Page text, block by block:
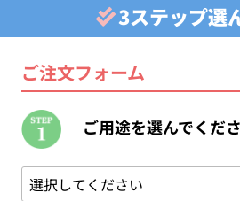
3ステップ選
ご注文フォーム
ご用途を選んでくだ